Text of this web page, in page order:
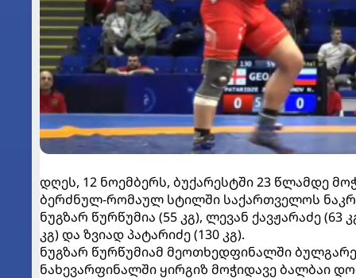
დღეს, 12 ნოემბერს, ბუქარესტში 23 წლამდე
ბერძნულ-რომაულ სტილში საქართველოს
ნუგზარ წურწუმია (55 კგ), ლევან ქავჟარაძე
კგ) და ზვიად პატარიძე (130 კგ).
ნუგზარ წურწუმიამ მეოთხედფინალში
ნახევარფინალში ყირგიზ მოჭიდავე ბალბაი